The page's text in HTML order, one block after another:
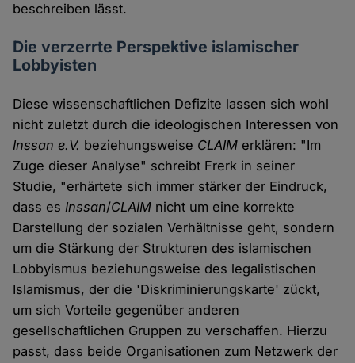
beschreiben lässt.
Die verzerrte Perspektive islamischer
Lobbyisten
Diese wissenschaftlichen Defizite lassen sich wohl
nicht zuletzt durch die ideologischen Interessen von
Inssan e.V. beziehungsweise CLAIM erklären: "Im
Zuge dieser Analyse" schreibt Frerk in seiner
Studie, "erhärtete sich immer stärker der Eindruck,
dass esInssan/CLAIM nicht um eine korrekte
Darstellung der sozialen Verhältnisse geht, sondern
um die Stärkung der Strukturen des islamischen
Lobbyismus beziehungsweise des legalistischen
Islamismus, der die 'Diskriminierungskarte' zückt,
um sich Vorteile gegenüber anderen
gesellschaftlichen Gruppen zu verschaffen. Hierzu
passt, dass beide Organisationen zum Netzwerk der